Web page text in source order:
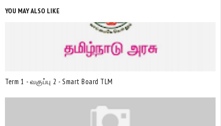
YOU MAY ALSO LIKE
Term 1 - வகுப்பு 2 - Smart Board TLM